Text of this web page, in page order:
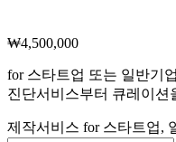
₩4,500,000
for 스타트업 또는 일반기
진단서비스부터 큐레이션
제작서비스 for 스타트업,